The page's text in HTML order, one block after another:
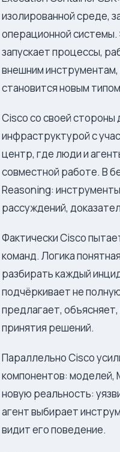
изолированной среде,
операционной системы.
запускает процессы,
внешним инструментам,
становится новым
Cisco со своей
инфраструктурой с
центр, где люди и
совместной работе. В
Reasoning:
рассуждений,
Фактически Cisco
команд. Логика
разбирать каждый
подчёркивает не
предлагает,
принятия решений.
Параллельно Cisco
компонентов: моделей,
новую реальность:
агент выбирает
видит его поведение.